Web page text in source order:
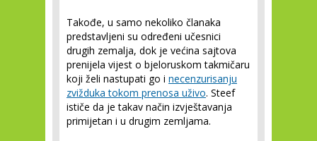
Takođe, u samo nekoliko članaka
predstavljeni su određeni učesnici
drugih zemalja, dok je većina sajtova
prenijela vijest o bjeloruskom takmičaru
koji želi nastupati go i necenzurisanju
zvižduka tokom prenosa uživo. Steef
ističe da je takav način izvještavanja
primijetan i u drugim zemljama.